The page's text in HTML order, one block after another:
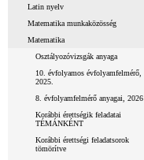
Latin nyelv
Matematika munkaközösség
Matematika
Osztályozóvizsgák anyaga
10. évfolyamos évfolyamfelmérő,
2025.
8. évfolyamfelmérő anyagai, 2026
Korábbi érettségik feladatai
TÉMÁNKÉNT
Korábbi érettségi feladatsorok
tömörítve